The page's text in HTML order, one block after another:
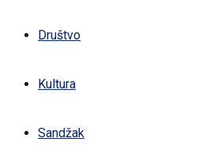
Društvo
Kultura
Sandžak